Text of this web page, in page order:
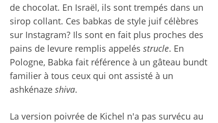
de chocolat. En Israël, ils sont trempés dans un
sirop collant. Ces babkas de style juif célèbres
sur Instagram? Ils sont en fait plus proches des
pains de levure remplis appelés strucle. En
Pologne, Babka fait référence à un gâteau bundt
familier à tous ceux qui ont assisté à un
ashkénaze shiva.
La version poivrée de Kichel n'a pas survécu au